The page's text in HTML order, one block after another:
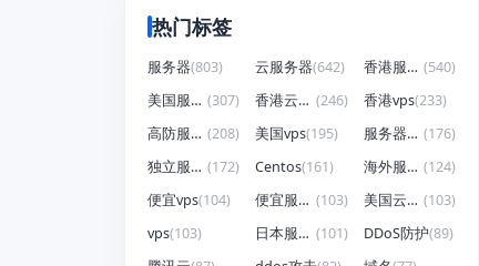
热门标签
服务器(803) 云服务器(642) 香港服务器 (540)
美国服务器 (307) 香港云服务器 (246) 香港vps(233)
高防服务器 (208) 美国vps(195) 服务器租用 (176)
独立服务器 (172) Centos(161) 海外服务器 (124)
便宜vps(104) 便宜服务器 (103) 美国云服务器 (103)
vps(103) 日本服务器 (101) DDoS防护(89)